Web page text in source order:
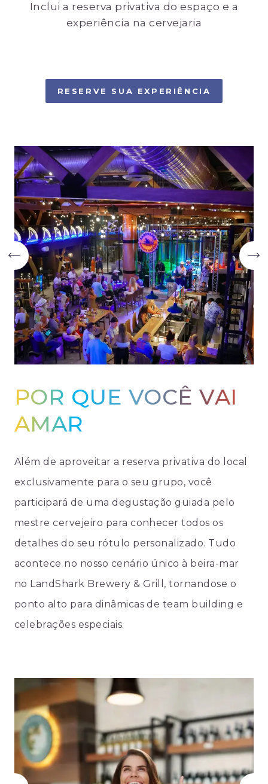
Inclui a reserva privativa do espaço e a
experiência na cervejaria
RESERVE SUA EXPERIÊNCIA
POR QUE VOCÊ VAI
AMAR
Além de aproveitar a reserva privativa do local
exclusivamente para o seu grupo, você
participará de uma degustação guiada pelo
mestre cervejeiro para conhecer todos os
detalhes do seu rótulo personalizado. Tudo
acontece no nosso cenário único à beira-mar
no LandShark Brewery & Grill, tornandose o
ponto alto para dinâmicas de team building e
celebrações especiais.